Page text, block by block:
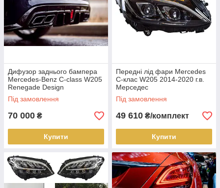
Дифузор заднього бампера
Mercedes-Benz C-class W205
Renegade Design
Під замовлення
70 000 ₴
Купити
Передні лід фари Mercedes
C-клас W205 2014-2020 г.в.
Мерседес
Під замовлення
49 610 ₴/комплект
Купити